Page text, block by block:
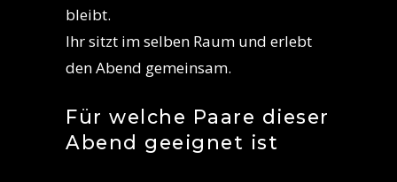
bleibt.
Ihr sitzt im selben Raum und erlebt
den Abend gemeinsam.
Für welche Paare dieser
Abend geeignet ist